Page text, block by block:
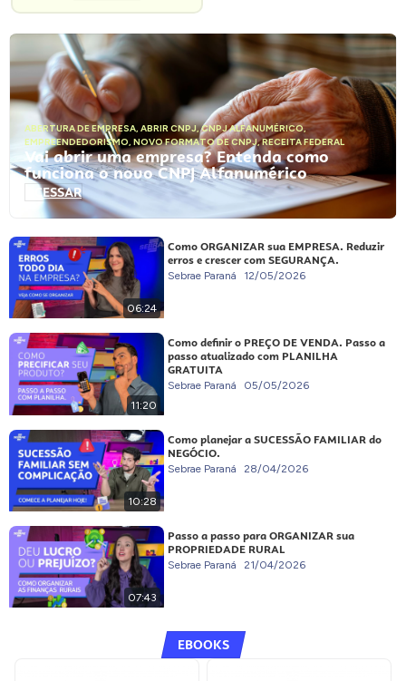
ABERTURA DE EMPRESA, ABRIR CNPJ,CNPJ ALFANUMÉRICO,
EMPREENDEDORISMO, NOVO FORMATO DE CNPJ,RECEITA FEDERAL
Vai abrir uma empresa? Entenda como
funciona o novo CNPJ Alfanumérico
ACESSAR
06:24
Como ORGANIZAR sua EMPRESA. Reduzir
erros e crescer com SEGURANÇA.
Sebrae Paraná 12/05/2026
11:20
Como definir o PREÇO DE VENDA. Passo a
passo atualizado com PLANILHA
GRATUITA
Sebrae Paraná 05/05/2026
10:28
Como planejar a SUCESSÃO FAMILIAR do
NEGÓCIO.
Sebrae Paraná 28/04/2026
07:43
Passo a passo para ORGANIZAR sua
PROPRIEDADE RURAL
Sebrae Paraná 21/04/2026
EBOOKS